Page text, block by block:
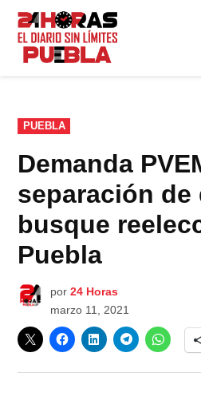
Saltar
contenido
PUBLICADO
EN
PUEBLA
Demanda
separación de
busque
Puebla
por 24 Horas
marzo 11, 2021